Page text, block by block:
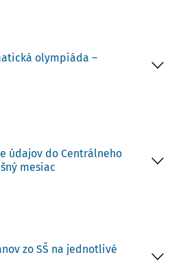
olympiáda –
údajov do Centrálneho
mesiac
zo SŠ na jednotlivé